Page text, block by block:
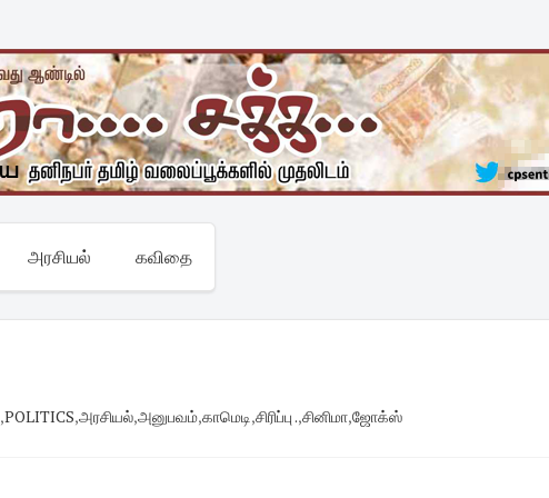
அரசியல் கவிதை
,POLITICS,அரசியல்,அனுபவம்,காமெடி,சிரிப்பு .,சினிமா,ஜோக்ஸ்